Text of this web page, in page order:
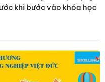
khi bước vào khóa học
biết cần thiết ban đầu